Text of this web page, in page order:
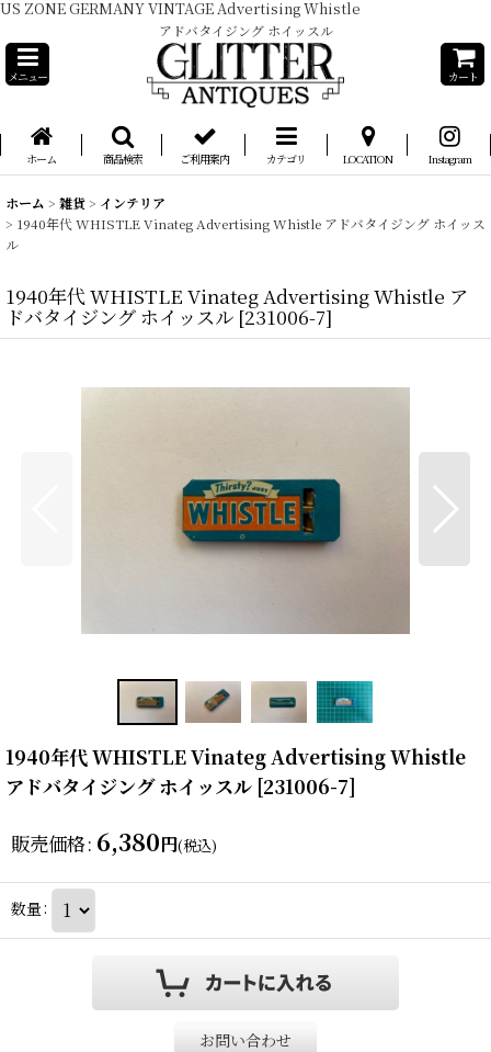
US ZONE GERMANY VINTAGE Advertising Whistle
アドバタイジング ホイッスル
メニュー カート
ホーム 商品検索 ご利用案内 カテゴリ LOCATION Instagram
ホーム > 雑貨> インテリア
> 1940年代 WHISTLE Vinateg Advertising Whistle アドバタイジング ホイッス
ル
1940年代 WHISTLE Vinateg Advertising Whistle ア
ドバタイジング ホイッスル [231006-7]
1940年代 WHISTLE Vinateg Advertising Whistle
アドバタイジング ホイッスル [231006-7]
販売価格: 6,380円(税込)
数量:
お問い合わせ